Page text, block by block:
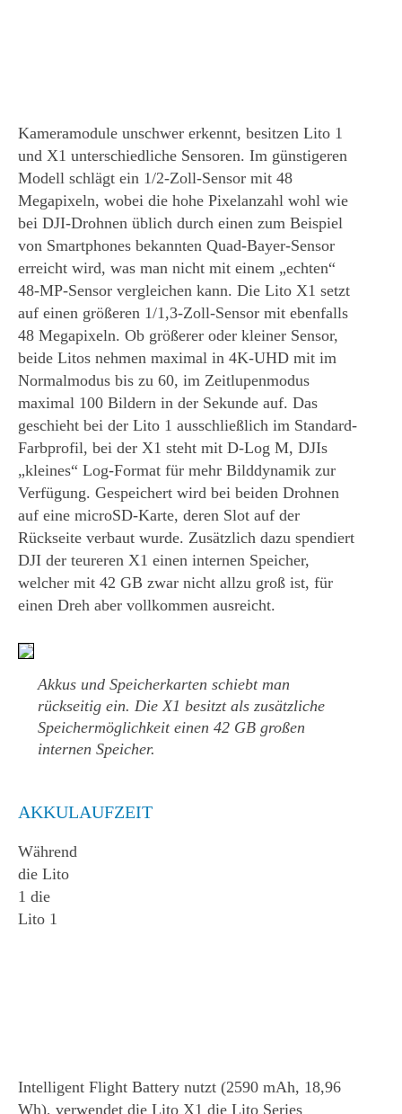
Kameramodule unschwer erkennt, besitzen Lito 1
und X1 unterschiedliche Sensoren. Im günstigeren
Modell schlägt ein 1/2-Zoll-Sensor mit 48
Megapixeln, wobei die hohe Pixelanzahl wohl wie
bei DJI-Drohnen üblich durch einen zum Beispiel
von Smartphones bekannten Quad-Bayer-Sensor
erreicht wird, was man nicht mit einem „echten“
48-MP-Sensor vergleichen kann. Die Lito X1 setzt
auf einen größeren 1/1,3-Zoll-Sensor mit ebenfalls
48 Megapixeln. Ob größerer oder kleiner Sensor,
beide Litos nehmen maximal in 4K-UHD mit im
Normalmodus bis zu 60, im Zeitlupenmodus
maximal 100 Bildern in der Sekunde auf. Das
geschieht bei der Lito 1 ausschließlich im Standard-
Farbprofil, bei der X1 steht mit D-Log M, DJIs
„kleines“ Log-Format für mehr Bilddynamik zur
Verfügung. Gespeichert wird bei beiden Drohnen
auf eine microSD-Karte, deren Slot auf der
Rückseite verbaut wurde. Zusätzlich dazu spendiert
DJI der teureren X1 einen internen Speicher,
welcher mit 42 GB zwar nicht allzu groß ist, für
einen Dreh aber vollkommen ausreicht.
Akkus und Speicherkarten schiebt man
rückseitig ein. Die X1 besitzt als zusätzliche
Speichermöglichkeit einen 42 GB großen
internen Speicher.
AKKULAUFZEIT
Während
die Lito
1 die
Lito 1
Intelligent Flight Battery nutzt (2590 mAh, 18,96
Wh), verwendet die Lito X1 die Lito Series